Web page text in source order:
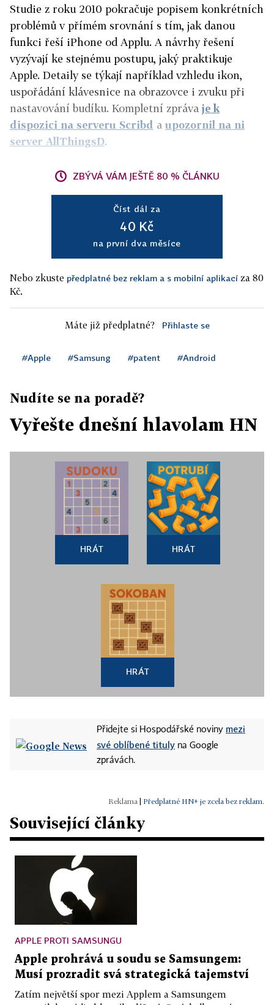
Studie z roku 2010 pokračuje popisem konkrétních
problémů v přímém srovnání s tím, jak danou
funkci řeší iPhone od Applu. A návrhy řešení
vyzývají ke stejnému postupu, jaký praktikuje
Apple. Detaily se týkají například vzhledu ikon,
uspořádání klávesnice na obrazovce i zvuku při
nastavování budíku. Kompletní zpráva je k
dispozici na serveru Scribd a upozornil na ni
server AllThingsD.
ZBÝVÁ VÁM JEŠTĚ 80 % ČLÁNKU
Číst dál za
40 Kč
na první dva měsíce
Nebo zkuste předplatné bez reklam a s mobilní aplikací za 80
Kč.
Máte již předplatné? Přihlaste se
#Apple #Samsung #patent #Android
Nudíte se na poradě?
Vyřešte dnešní hlavolam HN
HRÁT HRÁT
HRÁT
Přidejte si Hospodářské noviny mezi
své oblíbené tituly na Google
zprávách.
Předplatné HN+ je zcela bez reklam.
Související články
APPLE PROTI SAMSUNGU
Apple prohrává u soudu se Samsungem:
Musí prozradit svá strategická tajemství
Zatím největší spor mezi Applem a Samsungem